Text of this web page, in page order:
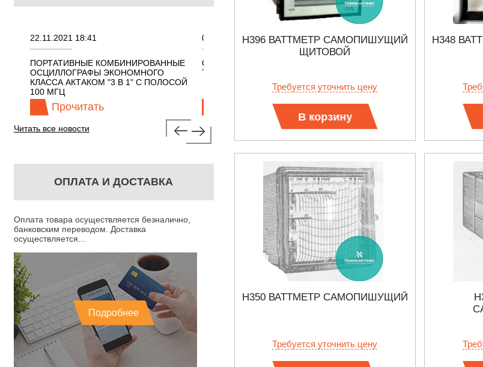
18:41
КОМБИНИРОВАННЫЕ
ЭКОНОМНОГО
АКТАКОМ "3 В 1" С ПОЛОСОЙ
02.08.2021 18:41
ОСЦИЛЛОГРАФЫ KEYSIGHT
TECHNOLOGIES СЕРИИ UXR
27.01.2023 10:06
Прочитать
Читать все новости
ОПЛАТА И ДОСТАВКА
Оплата товара осуществляется безналично,
банковским переводом. Доставка
осуществляется...
Подробнее
Н396 ВАТТМЕТР САМОПИШУЩИЙ
ЩИТОВОЙ
Требуется уточнить цену
В корзину
Н348
Н350 ВАТТМЕТР САМОПИШУЩИЙ
Требуется уточнить цену